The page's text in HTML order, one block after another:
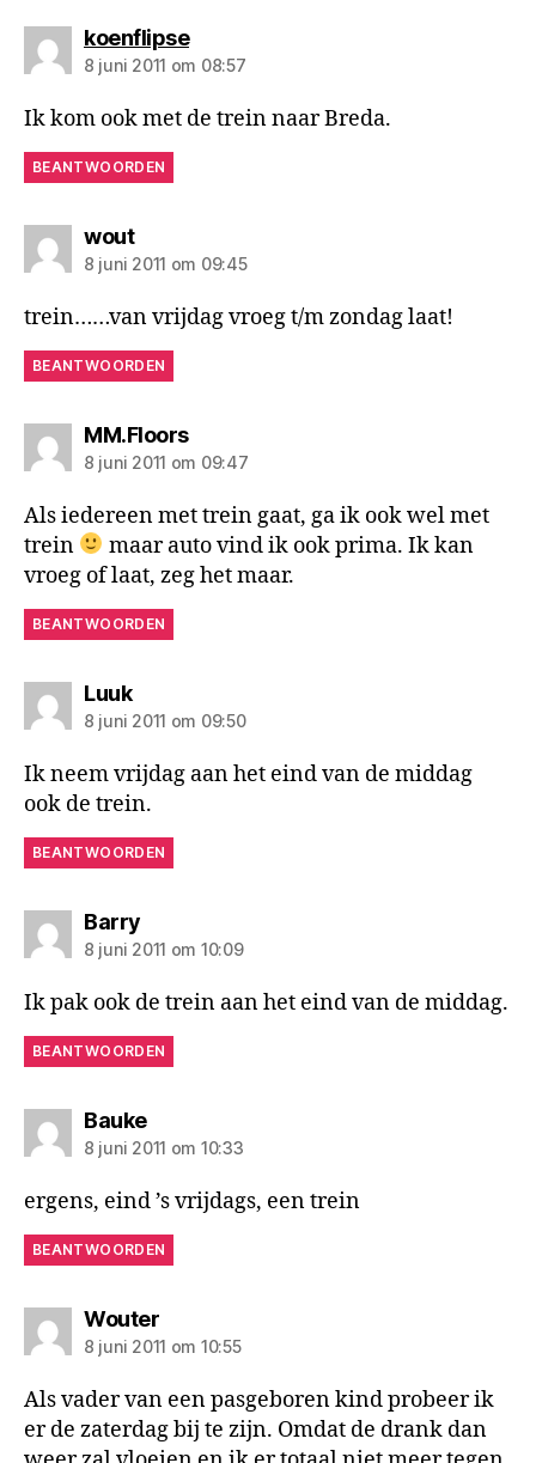
koenflipsezegt:
8 juni 2011 om 08:57
Ik kom ook met de trein naar Breda.
BEANTWOORDEN
woutzegt:
8 juni 2011 om 09:45
trein……van vrijdag vroeg t/m zondag laat!
BEANTWOORDEN
MM.Floorszegt:
8 juni 2011 om 09:47
Als iedereen met trein gaat, ga ik ook wel met
trein
maar auto vind ik ook prima. Ik kan
vroeg of laat, zeg het maar.
BEANTWOORDEN
Luukzegt:
8 juni 2011 om 09:50
Ik neem vrijdag aan het eind van de middag
ook de trein.
BEANTWOORDEN
Barryzegt:
8 juni 2011 om 10:09
Ik pak ook de trein aan het eind van de middag.
BEANTWOORDEN
Baukezegt:
8 juni 2011 om 10:33
ergens, eind ’s vrijdags, een trein
BEANTWOORDEN
Wouterzegt:
8 juni 2011 om 10:55
Als vader van een pasgeboren kind probeer ik
er de zaterdag bij te zijn. Omdat de drank dan